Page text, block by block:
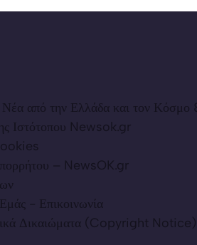
από την Ελλάδα και τον Κόσμο
Ιστότοπου Newsok.gr
– NewsOK.gr
- Επικοινωνία
Δικαιώματα (Copyright Notice)